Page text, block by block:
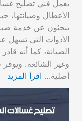
يعمل فني تصليح
الأعطال وصيانتها،
يبحثون عن خدمة
الأدوات التي تسهل
الصيانة، كما أنه
وغير الشائعة.
أصلية… اقرأ المزيد